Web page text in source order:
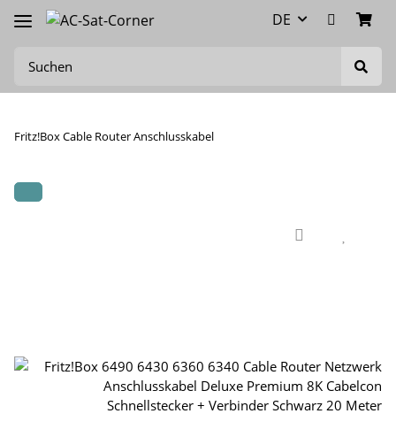
DE
Fritz!Box Cable Router Anschlusskabel